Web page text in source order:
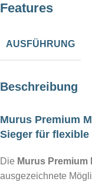
Beschreibung
Murus Premium
Sieger für flexible
Die Murus Premium
ausgezeichnete
Features
AUSFÜHRUNG